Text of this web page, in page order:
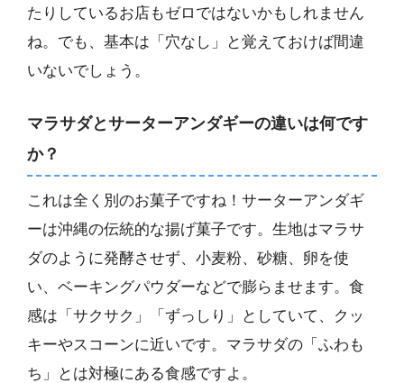
たりしているお店もゼロではないかもしれません
ね。でも、基本は「穴なし」と覚えておけば間違
いないでしょう。
マラサダとサーターアンダギーの違いは何です
か？
これは全く別のお菓子ですね！サーターアンダギ
ーは沖縄の伝統的な揚げ菓子です。生地はマラサ
ダのように発酵させず、小麦粉、砂糖、卵を使
い、ベーキングパウダーなどで膨らませます。食
感は「サクサク」「ずっしり」としていて、クッ
キーやスコーンに近いです。マラサダの「ふわも
ち」とは対極にある食感ですよ。